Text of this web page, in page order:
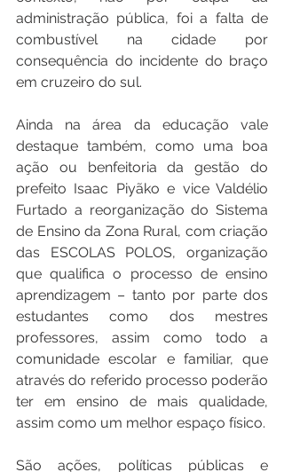
administração pública, foi a falta de
combustível na cidade por
consequência do incidente do braço
em cruzeiro do sul.
Ainda na área da educação vale
destaque também, como uma boa
ação ou benfeitoria da gestão do
prefeito Isaac Piyãko e vice Valdélio
Furtado a reorganização do Sistema
de Ensino da Zona Rural, com criação
das ESCOLAS POLOS, organização
que qualifica o processo de ensino
aprendizagem – tanto por parte dos
estudantes como dos mestres
professores, assim como todo a
comunidade escolar e familiar, que
através do referido processo poderão
ter em ensino de mais qualidade,
assim como um melhor espaço físico.
São ações, políticas públicas e